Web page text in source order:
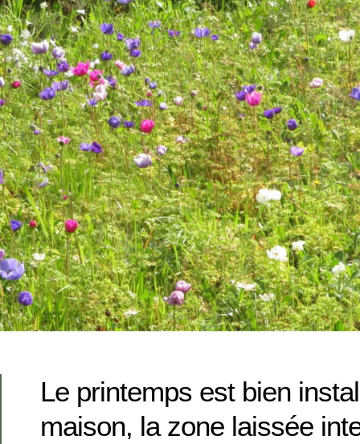
Le printemps est bien
maison, la zone laissée